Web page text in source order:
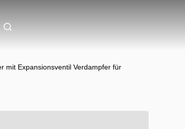
mit Expansionsventil Verdampfer für